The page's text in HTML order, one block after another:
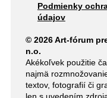
Podmienky
údajov
© 2026 Art-fórum
n.o.
Akékoľvek použitie
najmä
textov, fotografií či